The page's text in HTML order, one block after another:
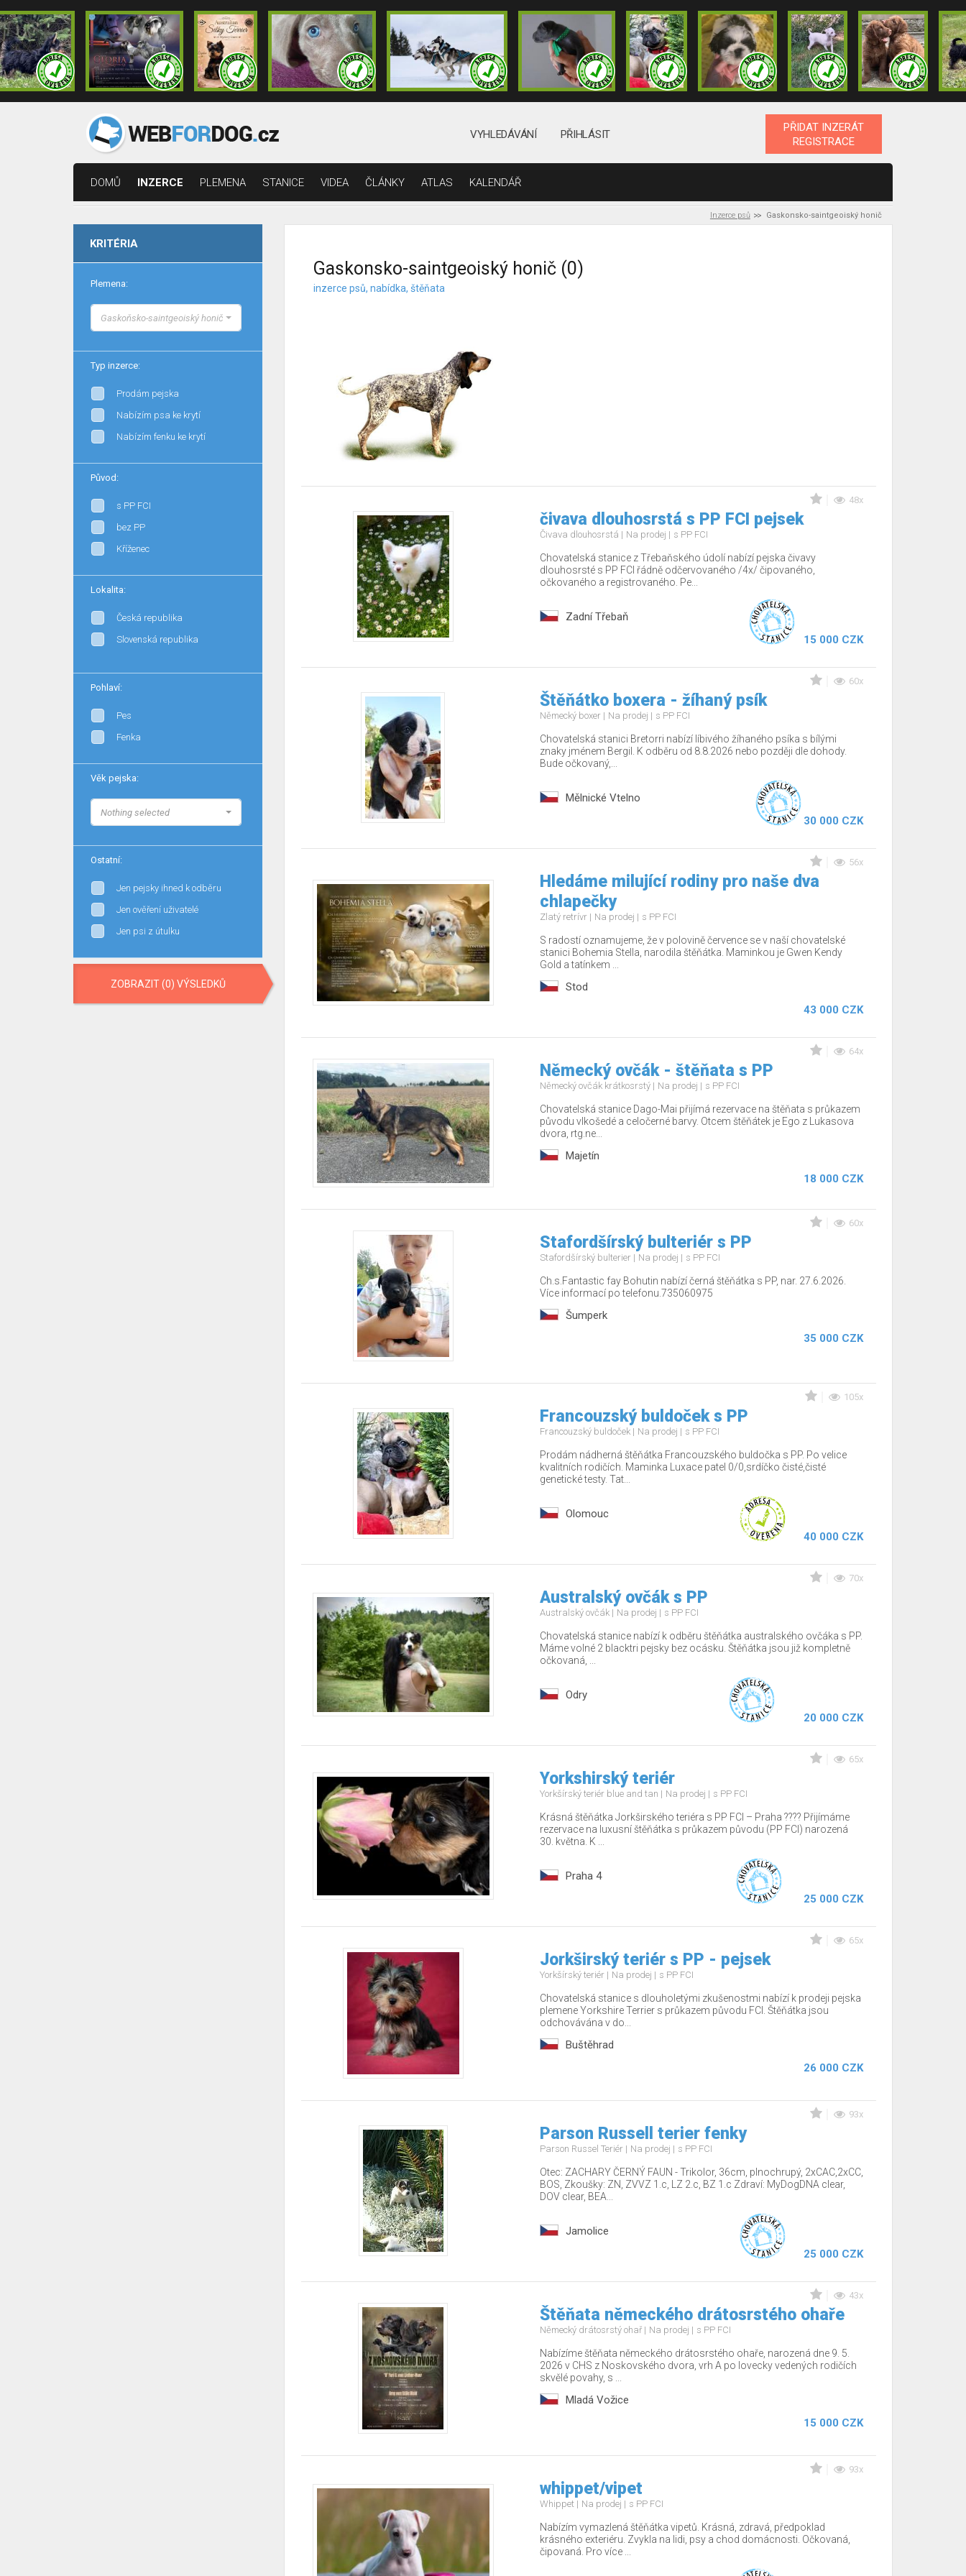
VYHLEDÁVÁNÍ PŘIHLÁSIT
PŘIDAT INZERÁT
REGISTRACE
DOMŮ INZERCE PLEMENA STANICE VIDEA ČLÁNKY ATLAS KALENDÁŘ
Inzerce psů Gaskonsko-saintgeoiský honič
KRITÉRIA
Plemena:
Gaskoňsko-saintgeoiský honič
Typ inzerce:
Prodám pejska
Nabízím psa ke krytí
Nabízím fenku ke krytí
Původ:
s PP FCI
bez PP
Kříženec
Lokalita:
Česká republika
Slovenská republika
Pohlaví:
Pes
Fenka
Věk pejska:
Nothing selected
Ostatní:
Jen pejsky ihned k odběru
Jen ověření uživatelé
Jen psi z útulku
ZOBRAZIT (0) VÝSLEDKŮ
Gaskonsko-saintgeoiský honič (0)
inzerce psů, nabídka, štěňata
48x
čivava dlouhosrstá s PP FCI pejsek
Čivava dlouhosrstá Na prodej s PP FCI
Chovatelská stanice z Třebaňského údolí nabízí pejska čivavy
dlouhosrsté s PP FCI řádně odčervovaného /4x/ čipovaného,
očkovaného a registrovaného. Pe...
Zadní Třebaň
15 000 CZK
60x
Štěňátko boxera - žíhaný psík
Německý boxer Na prodej s PP FCI
Chovatelská stanici Bretorri nabízí líbivého žíhaného psíka s bílými
znaky jménem Bergil. K odběru od 8.8.2026 nebo později dle dohody.
Bude očkovaný,...
Mělnické Vtelno
30 000 CZK
56x
Hledáme milující rodiny pro naše dva
chlapečky
Zlatý retrívr Na prodej s PP FCI
S radostí oznamujeme, že v polovině července se v naší chovatelské
stanici Bohemia Stella, narodila štěňátka. Maminkou je Gwen Kendy
Gold a tatínkem ...
Stod
43 000 CZK
64x
Německý ovčák - štěňata s PP
Německý ovčák krátkosrstý Na prodej s PP FCI
Chovatelská stanice Dago-Mai přijímá rezervace na štěňata s průkazem
původu vlkošedé a celočerné barvy. Otcem štěňátek je Ego z Lukasova
dvora, rtg.ne...
Majetín
18 000 CZK
60x
Stafordšírský bulteriér s PP
Stafordšírský bulterier Na prodej s PP FCI
Ch.s.Fantastic fay Bohutin nabízí černá štěňátka s PP, nar. 27.6.2026.
Více informací po telefonu.735060975
Šumperk
35 000 CZK
105x
Francouzský buldoček s PP
Francouzský buldoček Na prodej s PP FCI
Prodám nádherná štěňátka Francouzského buldočka s PP. Po velice
kvalitních rodičích. Maminka Luxace patel 0/0,srdíčko čisté,čisté
genetické testy. Tat...
Olomouc
40 000 CZK
70x
Australský ovčák s PP
Australský ovčák Na prodej s PP FCI
Chovatelská stanice nabízí k odběru štěňátka australského ovčáka s PP.
Máme volné 2 blacktri pejsky bez ocásku. Štěňátka jsou již kompletně
očkovaná, ...
Odry
20 000 CZK
65x
Yorkshirský teriér
Yorkšírský teriér blue and tan Na prodej s PP FCI
Krásná štěňátka Jorkširského teriéra s PP FCI – Praha ???? Přijímáme
rezervace na luxusní štěňátka s průkazem původu (PP FCI) narozená
30. května. K ...
Praha 4
25 000 CZK
65x
Jorkširský teriér s PP - pejsek
Yorkšírský teriér Na prodej s PP FCI
Chovatelská stanice s dlouholetými zkušenostmi nabízí k prodeji pejska
plemene Yorkshire Terrier s průkazem původu FCI. Štěňátka jsou
odchovávána v do...
Buštěhrad
26 000 CZK
93x
Parson Russell terier fenky
Parson Russel Teriér Na prodej s PP FCI
Otec: ZACHARY ČERNÝ FAUN - Trikolor, 36cm, plnochrupý, 2xCAC,2xCC,
BOS, Zkoušky: ZN, ZVVZ 1.c, LZ 2.c, BZ 1.c Zdraví: MyDogDNA clear,
DOV clear, BEA...
Jamolice
25 000 CZK
43x
Štěňata německého drátosrstého ohaře
Německý drátosrstý ohař Na prodej s PP FCI
Nabízíme štěňata německého drátosrstého ohaře, narozená dne 9. 5.
2026 v CHS z Noskovského dvora, vrh A po lovecky vedených rodičích
skvělé povahy, s ...
Mladá Vožice
15 000 CZK
93x
whippet/vipet
Whippet Na prodej s PP FCI
Nabízím vymazlená štěňátka vipetů. Krásná, zdravá, předpoklad
krásného exteriéru. Zvykla na lidi, psy a chod domácnosti. Očkovaná,
čipovaná. Pro více ...